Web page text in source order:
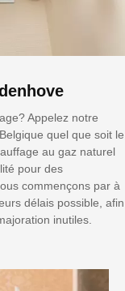
Appelez notre
quel que soit le
au gaz naturel
pour des
commençons par à
délais possible, afin
inutiles.